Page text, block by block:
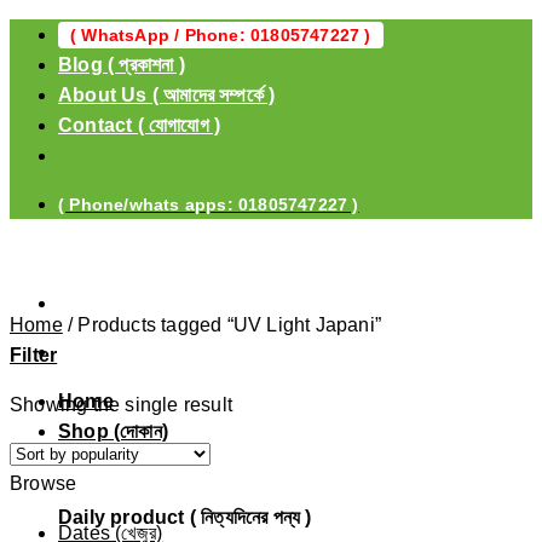
Skip
content
( WhatsApp / Phone: 01805747227 )
Blog ( প্রকাশনা )
About Us ( আমাদের সম্পর্কে )
Contact ( যোগাযোগ )
( Phone/whats apps: 01805747227 )
Home
Shop (দোকান)
Daily product ( নিত্যদিনের পন্য )
Home /Products tagged “UV Light Japani”
Filter
Showing the single result
Browse
Dates (খেজুর)